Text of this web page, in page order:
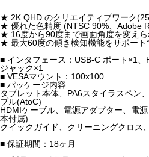
★ 2K QHD のクリエイティブワーク
★ 優れた色精度 (NTSC 90%、Adobe
★ 16度から90度まで画面角度を変え
★ 最大60度の傾き検知機能をサポー
■ インタフェース：USB-C ポート×1
ジャック×1
■ VESAマウント：100x100
■ パッケージ内容
タブレット本体、PA6スタイラスペン
ブル(AtoC)
HDMIケーブル、電源アダプター、電
本付属)
クイックガイド、クリーニングクロス
■ 保証期間：18ヶ月